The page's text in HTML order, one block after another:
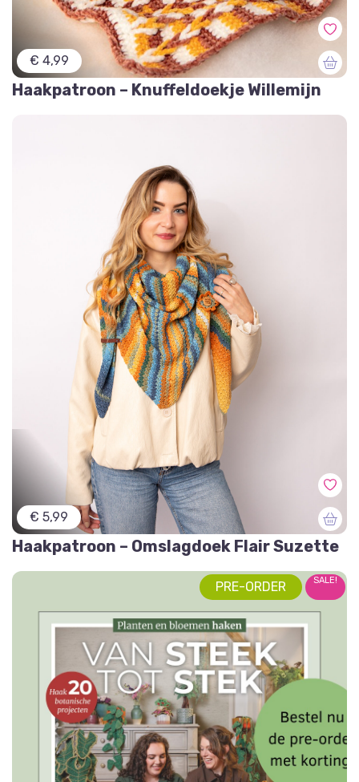
€ 4,99
Haakpatroon – Knuffeldoekje Willemijn
€ 5,99
Haakpatroon – Omslagdoek Flair Suzette
PRE-ORDER SALE!